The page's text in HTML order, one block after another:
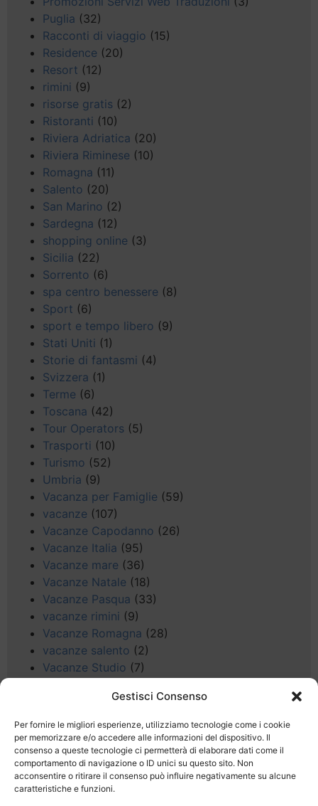
Gestisci Consenso
Per fornire le migliori esperienze, utilizziamo tecnologie come i cookie
per memorizzare e/o accedere alle informazioni del dispositivo. Il
consenso a queste tecnologie ci permetterà di elaborare dati come il
comportamento di navigazione o ID unici su questo sito. Non
acconsentire o ritirare il consenso può influire negativamente su alcune
caratteristiche e funzioni.
Puglia (32)
Racconti di viaggio (15)
Residence (20)
Resort (12)
rimini (9)
risorse gratis (2)
Ristoranti (10)
Riviera Adriatica (20)
Riviera Riminese (10)
Romagna (11)
Salento (20)
San Marino (2)
Sardegna (12)
shopping online (3)
Sicilia (22)
Sorrento (6)
spa centro benessere (8)
Sport (6)
sport e tempo libero (9)
Stati Uniti (1)
Storie di fantasmi (4)
Svizzera (1)
Terme (6)
Toscana (42)
Tour Operators (5)
Trasporti (10)
Turismo (52)
Umbria (9)
Vacanza per Famiglie (59)
vacanze (107)
Vacanze Capodanno (26)
Vacanze Italia (95)
Vacanze mare (36)
Vacanze Natale (18)
Vacanze Pasqua (33)
vacanze rimini (9)
Vacanze Romagna (28)
vacanze salento (2)
Vacanze Studio (7)
(5)
Veneto (25)
Voli low cost(4)
Web(9)
week end(45)
Wellness(11)